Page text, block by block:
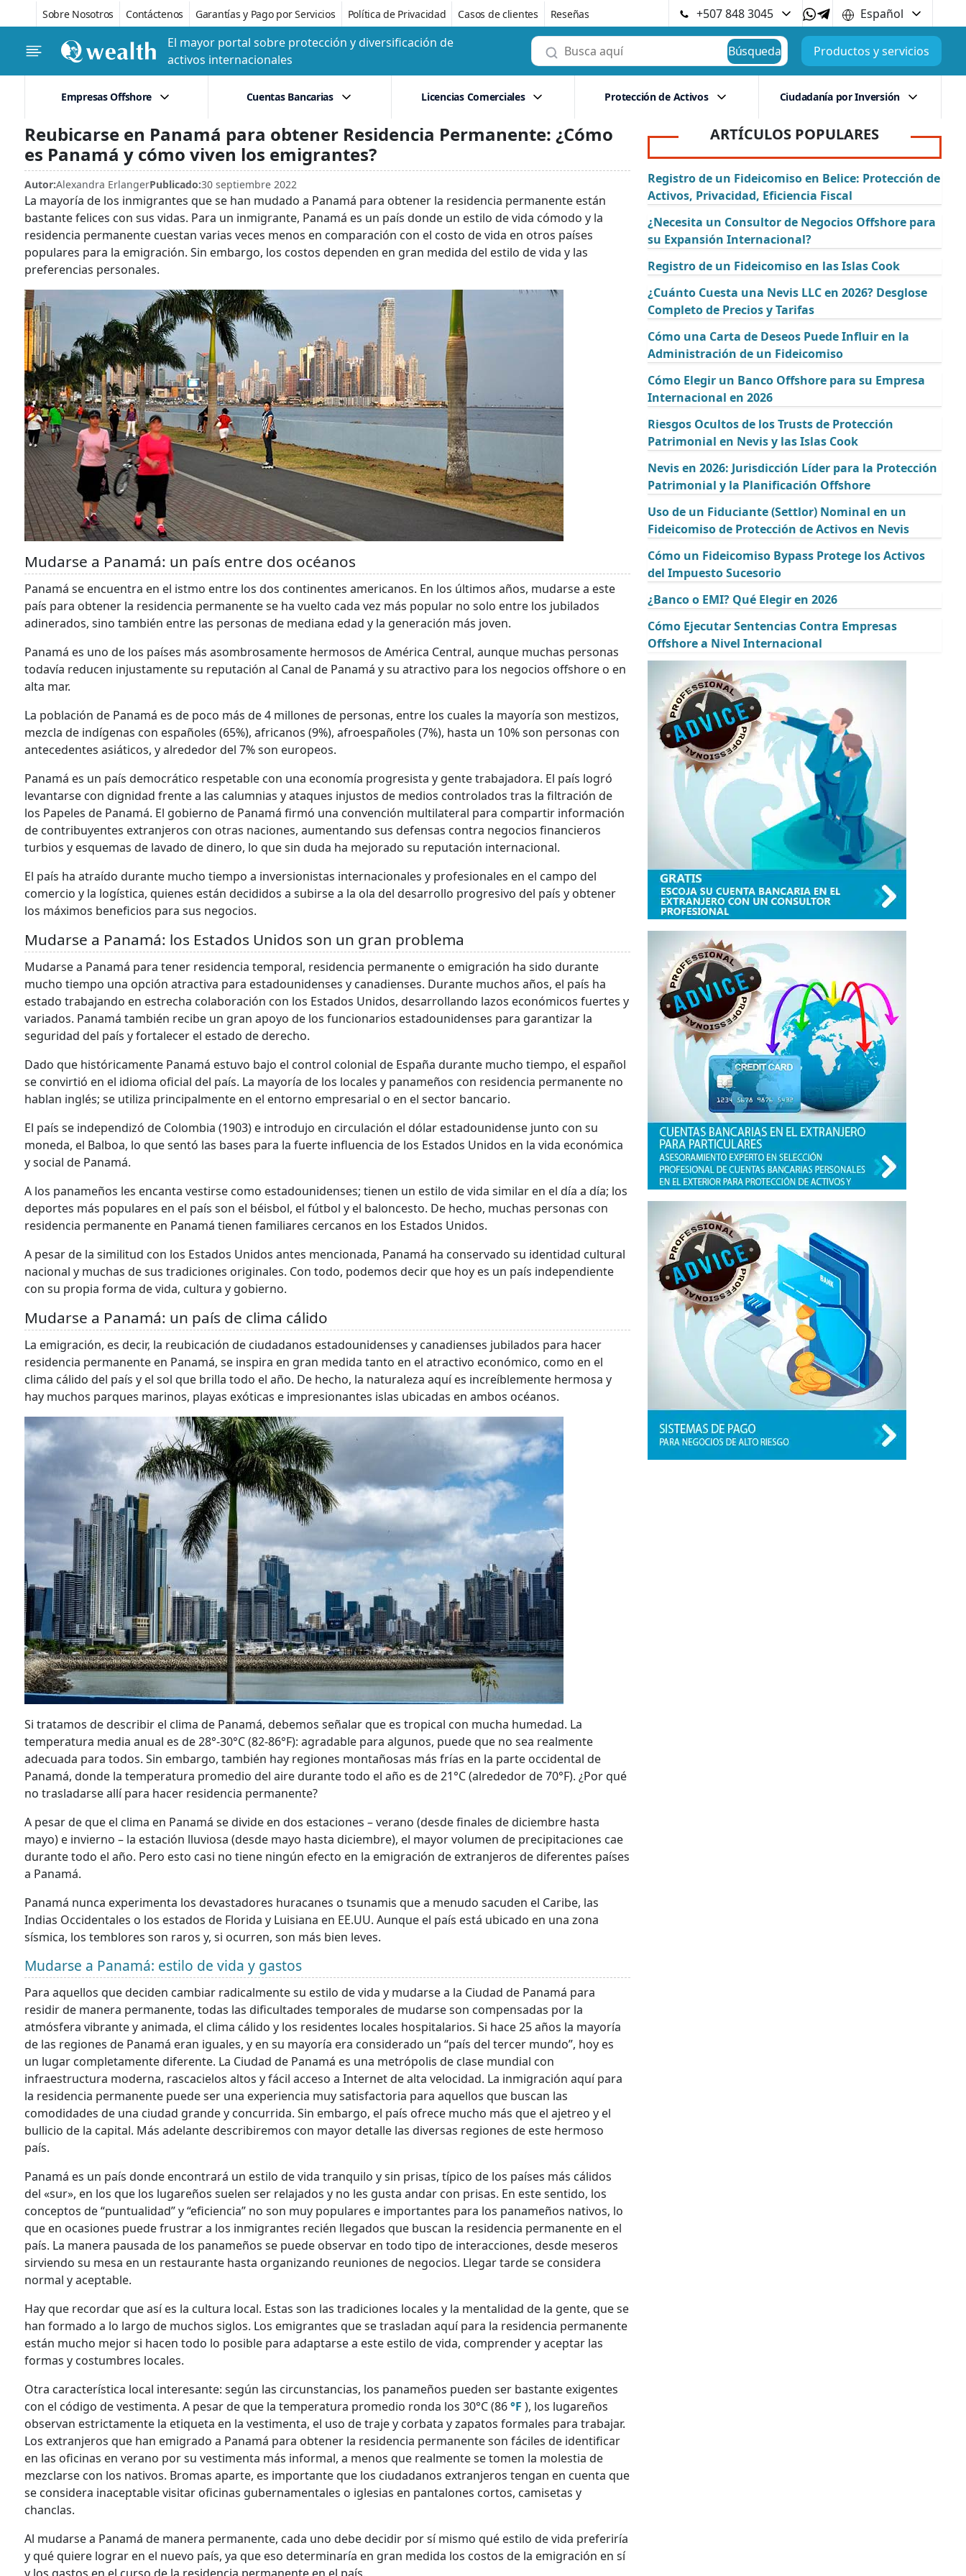
Sobre Nosotros Contáctenos Garantías y Pago por Servicios Política de Privacidad Casos de clientes Reseñas +507 848 3045
Español
El mayor portal sobre protección y diversificación de
activos internacionales
Búsqueda Productos y servicios
Empresas Offshore Cuentas Bancarias Licencias Comerciales Protección de Activos Ciudadanía por Inversión
Reubicarse en Panamá para obtener Residencia Permanente: ¿Cómo
es Panamá y cómo viven los emigrantes?
Autor:Alexandra ErlangerPublicado:30 septiembre 2022
La mayoría de los inmigrantes que se han mudado a Panamá para obtener la residencia permanente están
bastante felices con sus vidas. Para un inmigrante, Panamá es un país donde un estilo de vida cómodo y la
residencia permanente cuestan varias veces menos en comparación con el costo de vida en otros países
populares para la emigración. Sin embargo, los costos dependen en gran medida del estilo de vida y las
preferencias personales.
Mudarse a Panamá: un país entre dos océanos
Panamá se encuentra en el istmo entre los dos continentes americanos. En los últimos años, mudarse a este
país para obtener la residencia permanente se ha vuelto cada vez más popular no solo entre los jubilados
adinerados, sino también entre las personas de mediana edad y la generación más joven.
Panamá es uno de los países más asombrosamente hermosos de América Central, aunque muchas personas
todavía reducen injustamente su reputación al Canal de Panamá y su atractivo para los negocios offshore o en
alta mar.
La población de Panamá es de poco más de 4 millones de personas, entre los cuales la mayoría son mestizos,
mezcla de indígenas con españoles (65%), africanos (9%), afroespañoles (7%), hasta un 10% son personas con
antecedentes asiáticos, y alrededor del 7% son europeos.
Panamá es un país democrático respetable con una economía progresista y gente trabajadora. El país logró
levantarse con dignidad frente a las calumnias y ataques injustos de medios controlados tras la filtración de
los Papeles de Panamá. El gobierno de Panamá firmó una convención multilateral para compartir información
de contribuyentes extranjeros con otras naciones, aumentando sus defensas contra negocios financieros
turbios y esquemas de lavado de dinero, lo que sin duda ha mejorado su reputación internacional.
El país ha atraído durante mucho tiempo a inversionistas internacionales y profesionales en el campo del
comercio y la logística, quienes están decididos a subirse a la ola del desarrollo progresivo del país y obtener
los máximos beneficios para sus negocios.
Mudarse a Panamá: los Estados Unidos son un gran problema
Mudarse a Panamá para tener residencia temporal, residencia permanente o emigración ha sido durante
mucho tiempo una opción atractiva para estadounidenses y canadienses. Durante muchos años, el país ha
estado trabajando en estrecha colaboración con los Estados Unidos, desarrollando lazos económicos fuertes y
variados. Panamá también recibe un gran apoyo de los funcionarios estadounidenses para garantizar la
seguridad del país y fortalecer el estado de derecho.
Dado que históricamente Panamá estuvo bajo el control colonial de España durante mucho tiempo, el español
se convirtió en el idioma oficial del país. La mayoría de los locales y panameños con residencia permanente no
hablan inglés; se utiliza principalmente en el entorno empresarial o en el sector bancario.
El país se independizó de Colombia (1903) e introdujo en circulación el dólar estadounidense junto con su
moneda, el Balboa, lo que sentó las bases para la fuerte influencia de los Estados Unidos en la vida económica
y social de Panamá.
A los panameños les encanta vestirse como estadounidenses; tienen un estilo de vida similar en el día a día; los
deportes más populares en el país son el béisbol, el fútbol y el baloncesto. De hecho, muchas personas con
residencia permanente en Panamá tienen familiares cercanos en los Estados Unidos.
A pesar de la similitud con los Estados Unidos antes mencionada, Panamá ha conservado su identidad cultural
nacional y muchas de sus tradiciones originales. Con todo, podemos decir que hoy es un país independiente
con su propia forma de vida, cultura y gobierno.
Mudarse a Panamá: un país de clima cálido
La emigración, es decir, la reubicación de ciudadanos estadounidenses y canadienses jubilados para hacer
residencia permanente en Panamá, se inspira en gran medida tanto en el atractivo económico, como en el
clima cálido del país y el sol que brilla todo el año. De hecho, la naturaleza aquí es increíblemente hermosa y
hay muchos parques marinos, playas exóticas e impresionantes islas ubicadas en ambos océanos.
Si tratamos de describir el clima de Panamá, debemos señalar que es tropical con mucha humedad. La
temperatura media anual es de 28°-30°C (82-86°F): agradable para algunos, puede que no sea realmente
adecuada para todos. Sin embargo, también hay regiones montañosas más frías en la parte occidental de
Panamá, donde la temperatura promedio del aire durante todo el año es de 21°C (alrededor de 70°F). ¿Por qué
no trasladarse allí para hacer residencia permanente?
A pesar de que el clima en Panamá se divide en dos estaciones – verano (desde finales de diciembre hasta
mayo) e invierno – la estación lluviosa (desde mayo hasta diciembre), el mayor volumen de precipitaciones cae
durante todo el año. Pero esto casi no tiene ningún efecto en la emigración de extranjeros de diferentes países
a Panamá.
Panamá nunca experimenta los devastadores huracanes o tsunamis que a menudo sacuden el Caribe, las
Indias Occidentales o los estados de Florida y Luisiana en EE.UU. Aunque el país está ubicado en una zona
sísmica, los temblores son raros y, si ocurren, son más bien leves.
Mudarse a Panamá: estilo de vida y gastos
Para aquellos que deciden cambiar radicalmente su estilo de vida y mudarse a la Ciudad de Panamá para
residir de manera permanente, todas las dificultades temporales de mudarse son compensadas por la
atmósfera vibrante y animada, el clima cálido y los residentes locales hospitalarios. Si hace 25 años la mayoría
de las regiones de Panamá eran iguales, y en su mayoría era considerado un “país del tercer mundo”, hoy es
un lugar completamente diferente. La Ciudad de Panamá es una metrópolis de clase mundial con
infraestructura moderna, rascacielos altos y fácil acceso a Internet de alta velocidad. La inmigración aquí para
la residencia permanente puede ser una experiencia muy satisfactoria para aquellos que buscan las
comodidades de una ciudad grande y concurrida. Sin embargo, el país ofrece mucho más que el ajetreo y el
bullicio de la capital. Más adelante describiremos con mayor detalle las diversas regiones de este hermoso
país.
Panamá es un país donde encontrará un estilo de vida tranquilo y sin prisas, típico de los países más cálidos
del «sur», en los que los lugareños suelen ser relajados y no les gusta andar con prisas. En este sentido, los
conceptos de “puntualidad” y “eficiencia” no son muy populares e importantes para los panameños nativos, lo
que en ocasiones puede frustrar a los inmigrantes recién llegados que buscan la residencia permanente en el
país. La manera pausada de los panameños se puede observar en todo tipo de interacciones, desde meseros
sirviendo su mesa en un restaurante hasta organizando reuniones de negocios. Llegar tarde se considera
normal y aceptable.
Hay que recordar que así es la cultura local. Estas son las tradiciones locales y la mentalidad de la gente, que se
han formado a lo largo de muchos siglos. Los emigrantes que se trasladan aquí para la residencia permanente
están mucho mejor si hacen todo lo posible para adaptarse a este estilo de vida, comprender y aceptar las
formas y costumbres locales.
Otra característica local interesante: según las circunstancias, los panameños pueden ser bastante exigentes
con el código de vestimenta. A pesar de que la temperatura promedio ronda los 30°C (86°F ), los lugareños
observan estrictamente la etiqueta en la vestimenta, el uso de traje y corbata y zapatos formales para trabajar.
Los extranjeros que han emigrado a Panamá para obtener la residencia permanente son fáciles de identificar
en las oficinas en verano por su vestimenta más informal, a menos que realmente se tomen la molestia de
mezclarse con los nativos. Bromas aparte, es importante que los ciudadanos extranjeros tengan en cuenta que
se considera inaceptable visitar oficinas gubernamentales o iglesias en pantalones cortos, camisetas y
chanclas.
Al mudarse a Panamá de manera permanente, cada uno debe decidir por sí mismo qué estilo de vida preferiría
y qué quiere lograr en el nuevo país, ya que eso determinaría en gran medida los costos de la emigración en sí
ARTÍCULOS POPULARES
Registro de un Fideicomiso en Belice: Protección de
Activos, Privacidad, Eficiencia Fiscal
¿Necesita un Consultor de Negocios Offshore para
su Expansión Internacional?
Registro de un Fideicomiso en las Islas Cook
¿Cuánto Cuesta una Nevis LLC en 2026? Desglose
Completo de Precios y Tarifas
Cómo una Carta de Deseos Puede Influir en la
Administración de un Fideicomiso
Cómo Elegir un Banco Offshore para su Empresa
Internacional en 2026
Riesgos Ocultos de los Trusts de Protección
Patrimonial en Nevis y las Islas Cook
Nevis en 2026: Jurisdicción Líder para la Protección
Patrimonial y la Planificación Offshore
Uso de un Fiduciante (Settlor) Nominal en un
Fideicomiso de Protección de Activos en Nevis
Cómo un Fideicomiso Bypass Protege los Activos
del Impuesto Sucesorio
¿Banco o EMI? Qué Elegir en 2026
Cómo Ejecutar Sentencias Contra Empresas
Offshore a Nivel Internacional